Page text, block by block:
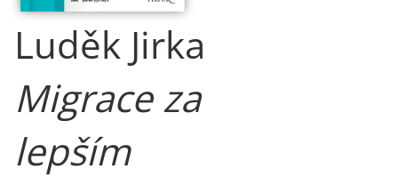
Luděk Jirka
Migrace za
lepším